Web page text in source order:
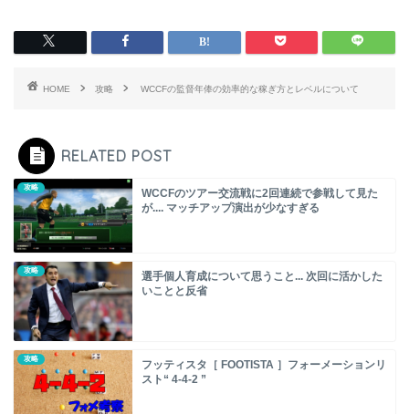
HOME 攻略 WCCFの監督年俸の効率的な稼ぎ方とレベルについて
RELATED POST
攻略
WCCFのツアー交流戦に2回連続で参戦して見た
が.... マッチアップ演出が少なすぎる
攻略
選手個人育成について思うこと... 次回に活かした
いことと反省
攻略
フッティスタ［ FOOTISTA ］フォーメーションリ
スト“ 4-4-2 ”